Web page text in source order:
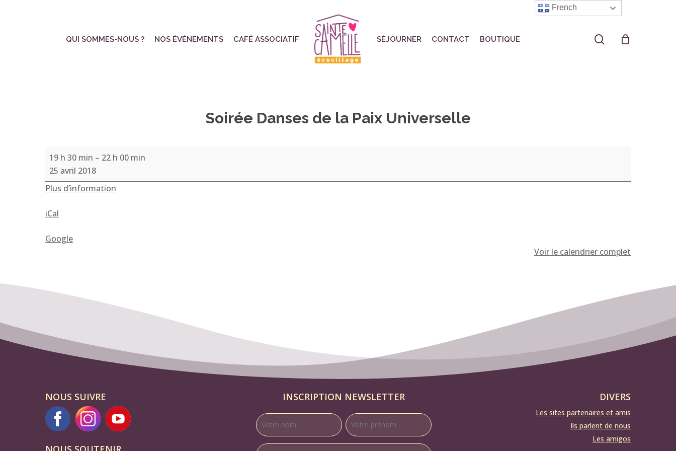
QUI SOMMES-NOUS ? NOS ÉVÉNEMENTS CAFÉ ASSOCIATIF SÉJOURNER CONTACT BOUTIQUE search
Soirée Danses de la Paix Universelle
Soirée
Danses
de
la
Universelle
19 h 30 min – 22 h 00 min
25 avril 2018
Plus d’information
iCal
Google
Voir le calendrier complet
NOUS SUIVRE INSCRIPTION NEWSLETTER DIVERS
Les sites partenaires et amis
Ils parlent de nous
Les amigos
French